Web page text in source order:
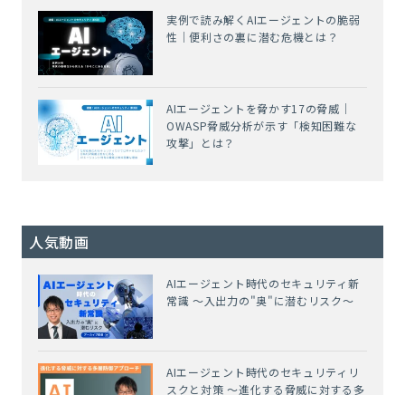
実例で読み解くAIエージェントの脆弱
性｜便利さの裏に潜む危機とは？
AIエージェントを脅かす17の脅威｜
OWASP脅威分析が示す「検知困難な
攻撃」とは？
人気動画
AIエージェント時代のセキュリティ新
常識 ～入出力の"奥"に潜むリスク～
AIエージェント時代のセキュリティリ
スクと対策 ～進化する脅威に対する多